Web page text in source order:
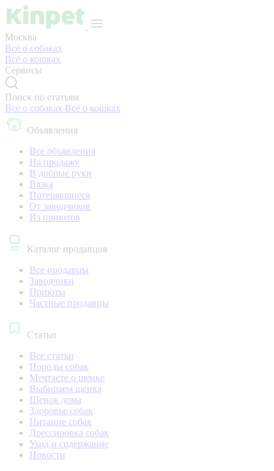
Москва
Всё о собаках
Всё о кошках
Сервисы
Поиск по статьям
Всё о собаках Всё о кошках
Объявления
Все объявления
На продажу
В добрые руки
Вязка
Потерявшиеся
От заводчиков
Из приютов
Каталог продавцов
Все продавцы
Заводчики
Приюты
Частные продавцы
Статьи
Все статьи
Породы собак
Мечтаете о щенке
Выбираем щенка
Щенок дома
Здоровье собак
Питание собак
Дрессировка собак
Уход и содержание
Новости